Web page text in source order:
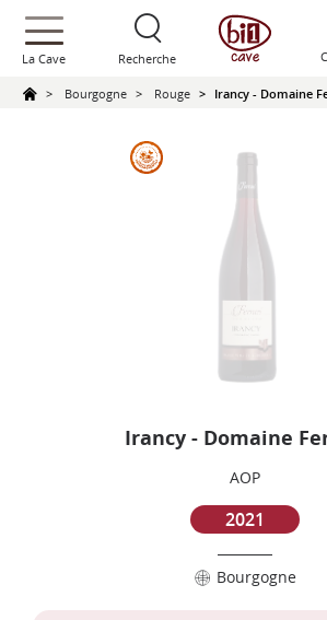
text.skipToContent
text.skipToNavigation
La Cave Recherche
Bourgogne Rouge Irancy - Domaine
Irancy - Domaine
AOP
2021
Bourgogne